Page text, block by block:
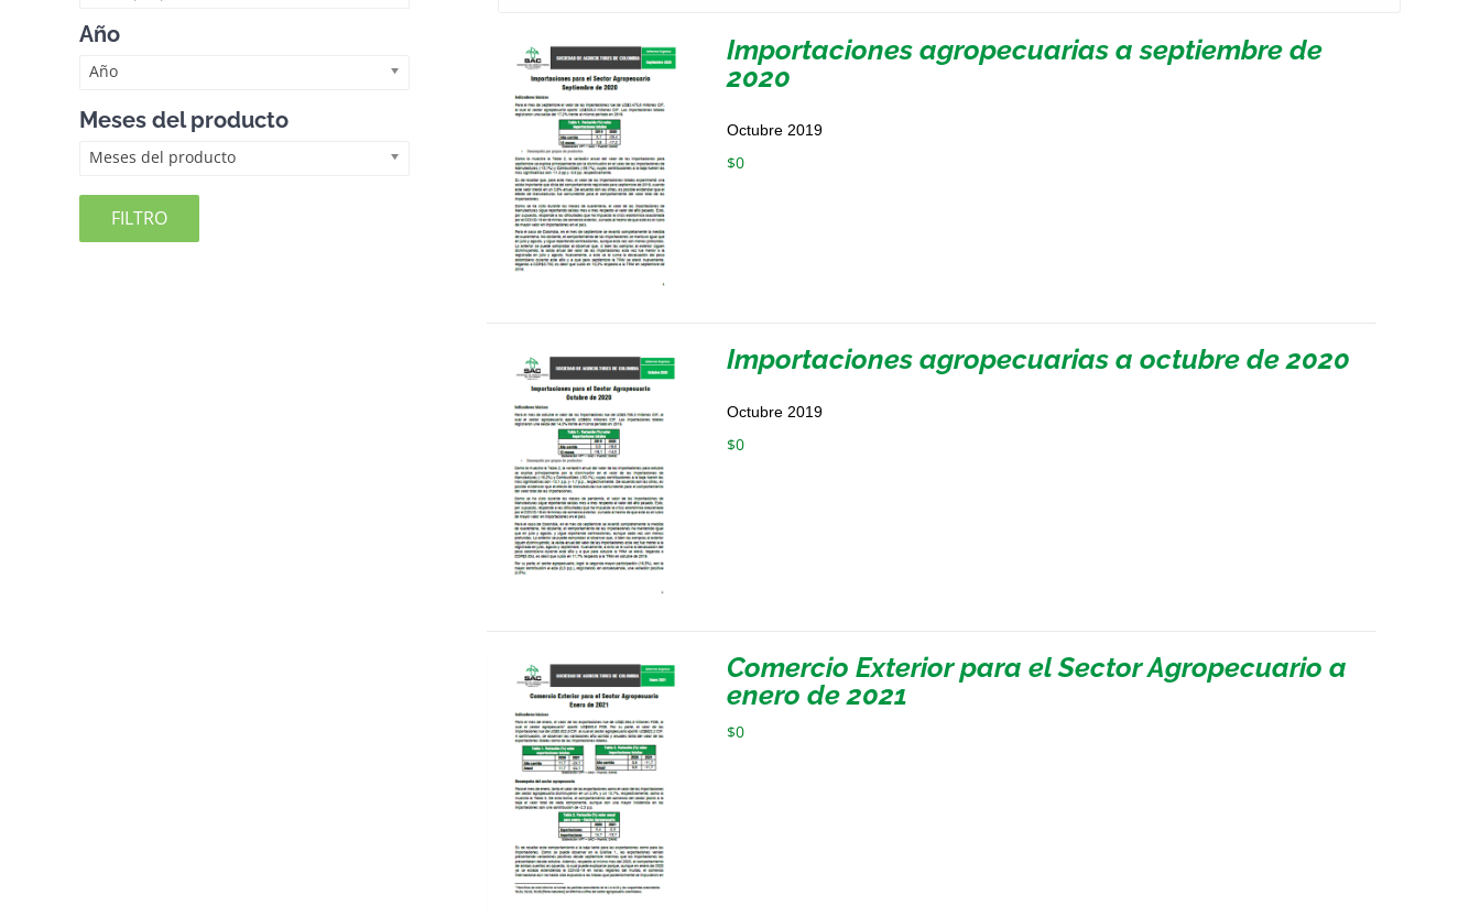
Importaciones agropecuarias a septiembre de
2020
Octubre 2019
$0
Importaciones agropecuarias a octubre de 2020
Octubre 2019
$0
Comercio Exterior para el Sector Agropecuario a
enero de 2021
$0
Año
Año
Meses del producto
Meses del producto
FILTRO